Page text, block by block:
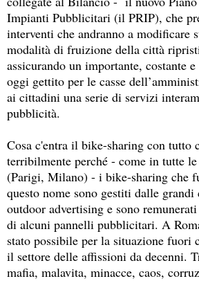
Impianti Pubblicitari (il PRIP), che
interventi che andranno a modificare
modalità di fruizione della città
assicurando un importante, costante
oggi gettito per le casse
ai cittadini una serie di servizi
pubblicità.
Cosa c'entra il bike-sharing con tutto
terribilmente perché - come in tutte
(Parigi, Milano) - i bike-sharing che
questo nome sono gestiti dalle grandi
outdoor advertising e sono
di alcuni pannelli pubblicitari. A
stato possibile per la situazione fuori
il settore delle affissioni da decenni.
mafia, malavita, minacce, caos,